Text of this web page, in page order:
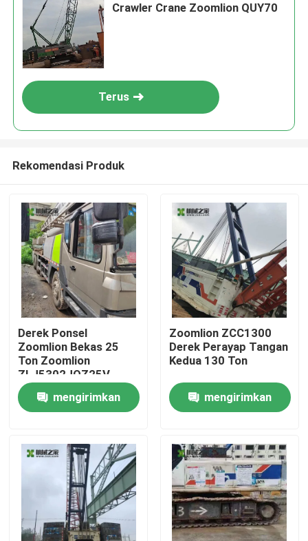
Rumah
Tentang kami
Tur Pabrik
Crawler Crane Zoomlion QUY70
Terus
Rekomendasi Produk
Derek Ponsel
Zoomlion Bekas 25
Ton Zoomlion
ZLJ5302JQZ25V
mengirimkan
Zoomlion ZCC1300
Derek Perayap Tangan
Kedua 130 Ton
mengirimkan